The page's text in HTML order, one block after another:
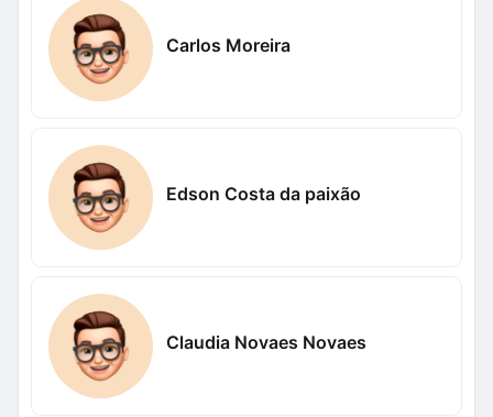
Carlos Moreira
Edson Costa da paixão
Claudia Novaes Novaes